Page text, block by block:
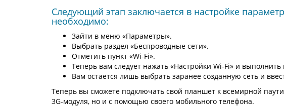
Следующий этап заключается в настройке
необходимо:
Зайти в меню «Параметры».
Выбрать раздел «Беспроводные сети».
Отметить пункт «Wi-Fi».
Теперь вам следует нажать «Настройки Wi-Fi» и
Вам остается лишь выбрать заранее созданную сеть и
Теперь вы сможете подключать свой планшет к всемирной
3G-модуля, но и с помощью своего мобильного телефона.